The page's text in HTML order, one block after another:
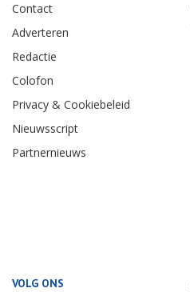
Contact
Adverteren
Redactie
Colofon
Privacy & Cookiebeleid
Nieuwsscript
Partnernieuws
VOLG ONS